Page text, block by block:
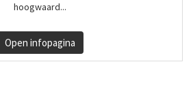
hoogwaard...
Open infopagina